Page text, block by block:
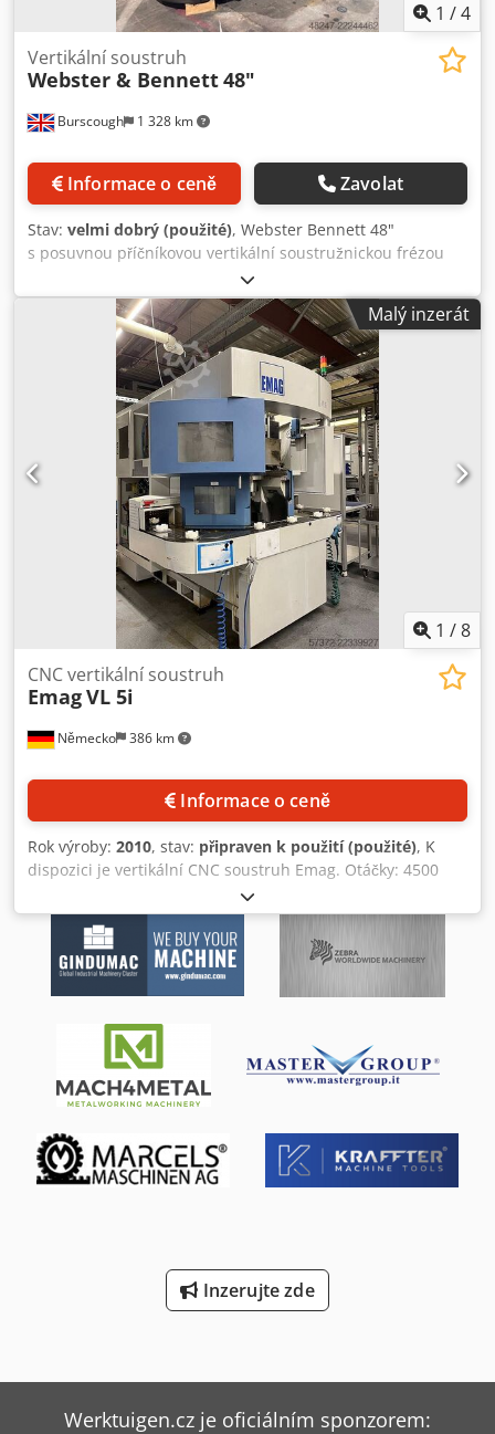
1 /4
Burscough 1 328 km
Vertikální soustruh
Webster & Bennett48"
Informace o ceně Zavolat
Stav: velmi dobrý (použité), Webster Bennett 48"
s posuvnou příčníkovou vertikální soustružnickou frézou
S kopírovacím zařízením 48" průměr stolu Djdpfxezh Ndrs
Ad Iskr Možnost předvedení provozu stroje v našich
prostorách po dohodě.
Malý inzerát
1 /8
Německo 386 km
CNC vertikální soustruh
EmagVL 5i
Informace o ceně
Rok výroby: 2010, stav: připraven k použití (použité), K
dispozici je vertikální CNC soustruh Emag. Otáčky: 4500
ot./min, počet nástrojových pozic: 12, rozsah pohybu os
X/Z: 570 mm/200 mm, max. průměr upínacího zařízení: 260
mm, max. průměr soustružení: 260 mm, max. průměr
obrábění: 220 mm, max. délka obrobku: 110 mm, rychlost
posuvu osy X: 60 m/min, rychlost posuvu osy Z: 30 m/min,
hmotnost: přibližně 6500 kg, řídicí systém: Siemens
Sinumerik 840. Dokumentace je k dispozici. Možnost
prohlídky na místě. Dedpfxszl Em Ds Ad Iokr
Inzerujte zde
Werktuigen.cz je oficiálním sponzorem: